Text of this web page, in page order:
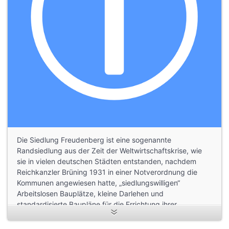
Die Siedlung Freudenberg ist eine sogenannte
Randsiedlung aus der Zeit der Weltwirtschaftskrise, wie
sie in vielen deutschen Städten entstanden, nachdem
Reichkanzler Brüning 1931 in einer Notverordnung die
Kommunen angewiesen hatte, „siedlungswilligen“
Arbeitslosen Bauplätze, kleine Darlehen und
standardisierte Baupläne für die Errichtung ihrer
Heimstätten zur Verfügung zu stellen. Er ging dabei von